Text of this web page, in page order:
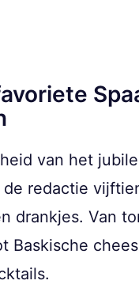
van het
redactie
drankjes. Van
Baskische